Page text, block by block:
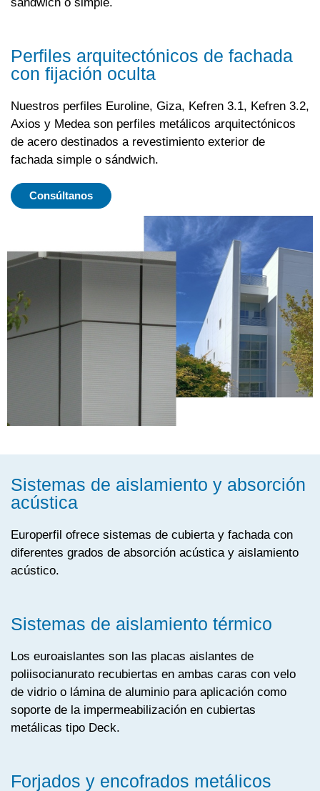
Perfiles arquitectónicos de fachada
con fijación oculta
Nuestros perfiles Euroline, Giza, Kefren 3.1, Kefren 3.2,
Axios y Medea son perfiles metálicos arquitectónicos
de acero destinados a revestimiento exterior de
fachada simple o sándwich.
Consúltanos
Sistemas de aislamiento y absorción
acústica
Europerfil ofrece sistemas de cubierta y fachada con
diferentes grados de absorción acústica y aislamiento
acústico.
Sistemas de aislamiento térmico
Los euroaislantes son las placas aislantes de
poliisocianurato recubiertas en ambas caras con velo
de vidrio o lámina de aluminio para aplicación como
soporte de la impermeabilización en cubiertas
metálicas tipo Deck.
Forjados y encofrados metálicos